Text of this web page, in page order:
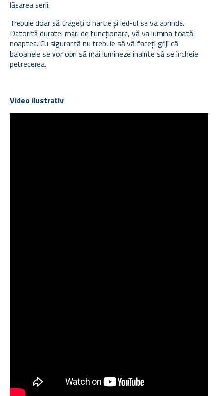
lăsarea serii.
Trebuie doar să trageţi o hârtie şi led-ul se va aprinde.
Datorită duratei mari de funcţionare, vă va lumina toată
noaptea. Cu siguranţă nu trebuie să vă faceţi griji că
baloanele se vor opri să mai lumineze înainte să se încheie
petrecerea.
Video ilustrativ